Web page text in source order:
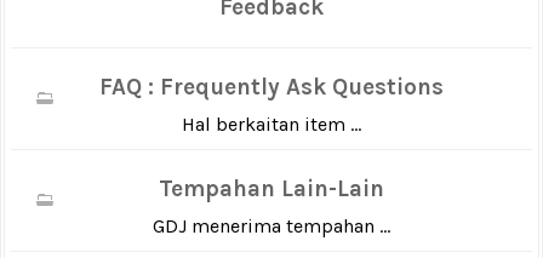
Feedback
FAQ : Frequently Ask Questions
Hal berkaitan item ...
Tempahan Lain-Lain
GDJ menerima tempahan ...